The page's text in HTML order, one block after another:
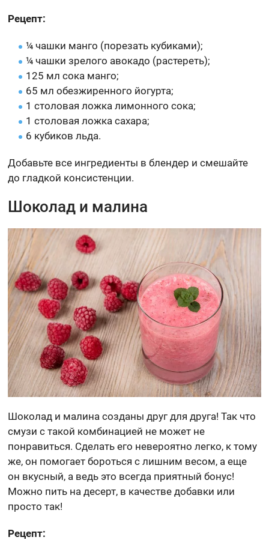
Рецепт:
¼ чашки манго (порезать кубиками);
¼ чашки зрелого авокадо (растереть);
125 мл сока манго;
65 мл обезжиренного йогурта;
1 столовая ложка лимонного сока;
1 столовая ложка сахара;
6 кубиков льда.
Добавьте все ингредиенты в блендер и смешайте
до гладкой консистенции.
Шоколад и малина
Шоколад и малина созданы друг для друга! Так что
смузи с такой комбинацией не может не
понравиться. Сделать его невероятно легко, к тому
же, он помогает бороться с лишним весом, а еще
он вкусный, а ведь это всегда приятный бонус!
Можно пить на десерт, в качестве добавки или
просто так!
Рецепт: